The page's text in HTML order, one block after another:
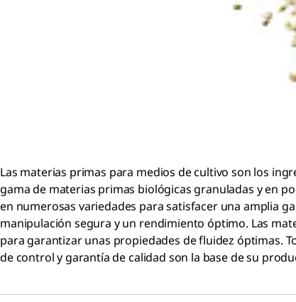
Las materias primas para medios de cultivo son los
gama de materias primas biológicas granuladas y en
en numerosas variedades para satisfacer una amplia
manipulación segura y un rendimiento óptimo. Las
para garantizar unas propiedades de fluidez óptimas.
de control y garantía de calidad son la base de su